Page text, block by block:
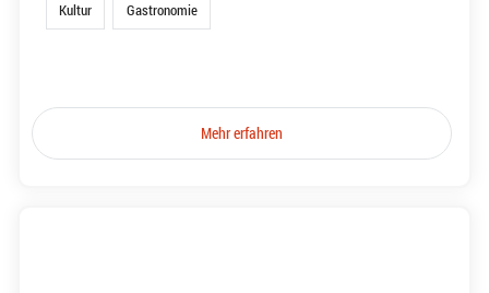
Kultur Gastronomie
Mehr erfahren